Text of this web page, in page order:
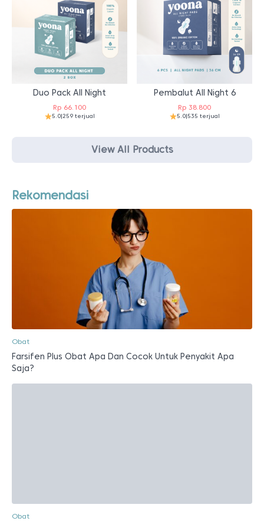
Duo Pack All Night
Rp 66.100
5.0|259 terjual
Pembalut All Night 6
Rp 38.800
5.0|535 terjual
View All Products
Rekomendasi
Obat
Farsifen Plus Obat Apa Dan Cocok Untuk Penyakit Apa
Saja?
Obat